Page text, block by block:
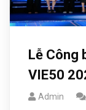
Lễ Công
VIE50
Admin